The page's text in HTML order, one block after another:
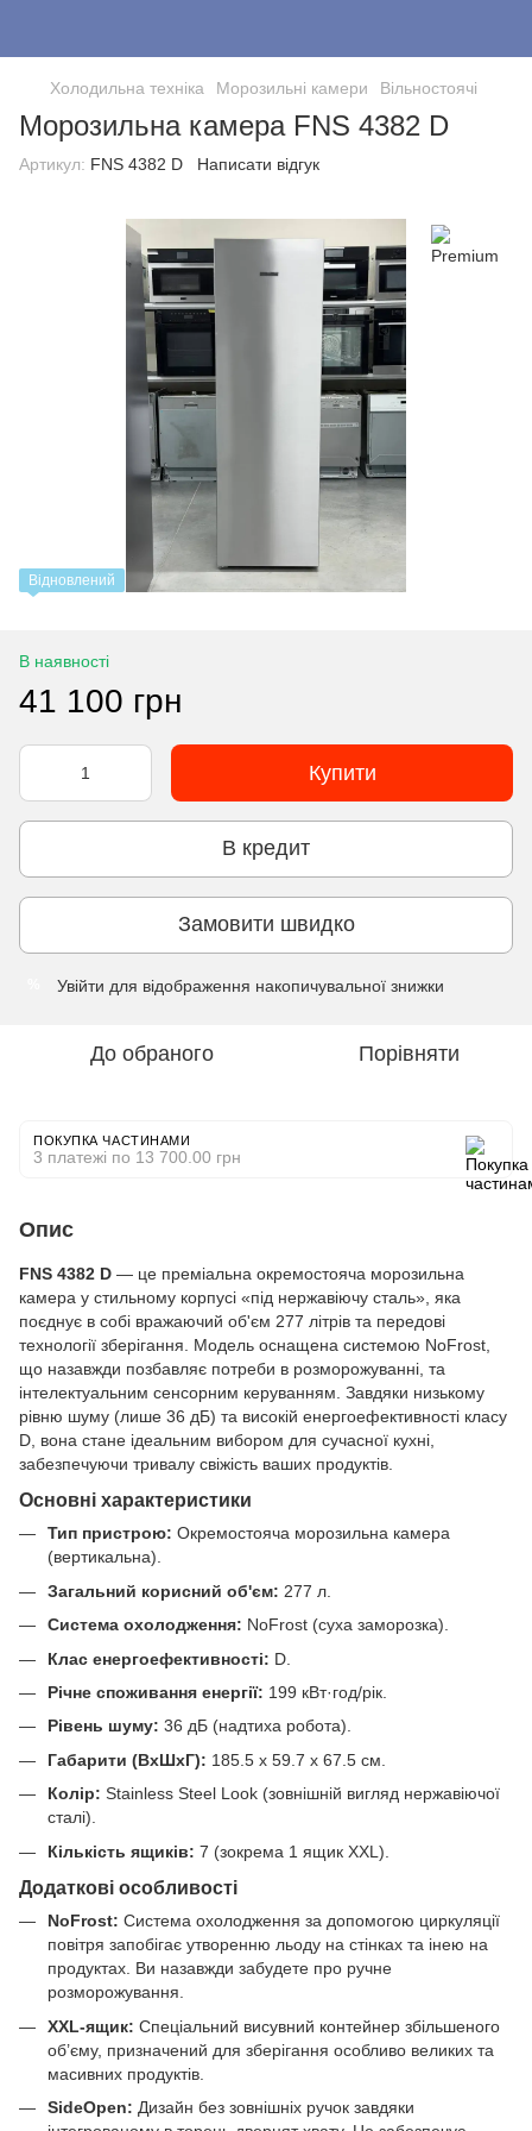
Холодильна техніка Морозильні камери Вільностоячі
Морозильна камера FNS 4382 D
Артикул: FNS 4382 D Написати відгук
Відновлений
В наявності
41 100 грн
Купити
В кредит
Замовити швидко
Увійти для відображення накопичувальної знижки
До обраного Порівняти
ПОКУПКА ЧАСТИНАМИ
3 платежі по 13 700.00 грн
Опис
FNS 4382 D — це преміальна окремостояча морозильна
камера у стильному корпусі «під нержавіючу сталь», яка
поєднує в собі вражаючий об'єм 277 літрів та передові
технології зберігання. Модель оснащена системою NoFrost,
що назавжди позбавляє потреби в розморожуванні, та
інтелектуальним сенсорним керуванням. Завдяки низькому
рівню шуму (лише 36 дБ) та високій енергоефективності класу
D, вона стане ідеальним вибором для сучасної кухні,
забезпечуючи тривалу свіжість ваших продуктів.
Основні характеристики
Тип пристрою: Окремостояча морозильна камера
(вертикальна).
Загальний корисний об'єм: 277 л.
Система охолодження: NoFrost (суха заморозка).
Клас енергоефективності: D.
Річне споживання енергії: 199 кВт·год/рік.
Рівень шуму: 36 дБ (надтиха робота).
Габарити (ВхШхГ): 185.5 x 59.7 x 67.5 см.
Колір: Stainless Steel Look (зовнішній вигляд нержавіючої
сталі).
Кількість ящиків: 7 (зокрема 1 ящик XXL).
Додаткові особливості
NoFrost: Система охолодження за допомогою циркуляції
повітря запобігає утворенню льоду на стінках та інею на
продуктах. Ви назавжди забудете про ручне
розморожування.
XXL-ящик: Спеціальний висувний контейнер збільшеного
об’єму, призначений для зберігання особливо великих та
масивних продуктів.
SideOpen: Дизайн без зовнішніх ручок завдяки